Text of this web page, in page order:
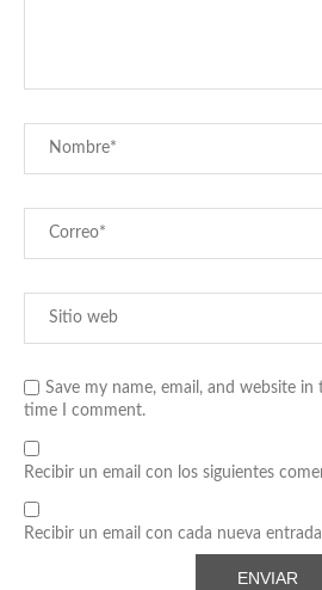
Save my name, email, and website
time I comment.
Recibir un email con los siguientes
Recibir un email con cada nueva